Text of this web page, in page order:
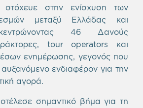
στην ενίσχυση των
μεταξύ Ελλάδας και
46 Δανούς
tour operators και
ενημέρωσης, γεγονός που
ενδιαφέρον για την
αγορά.
σημαντικό βήμα για τη